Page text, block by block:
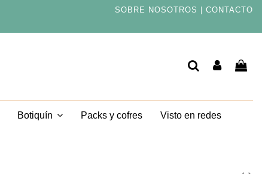
SOBRE NOSOTROS CONTACTO
Botiquín Packs y cofres Visto en redes